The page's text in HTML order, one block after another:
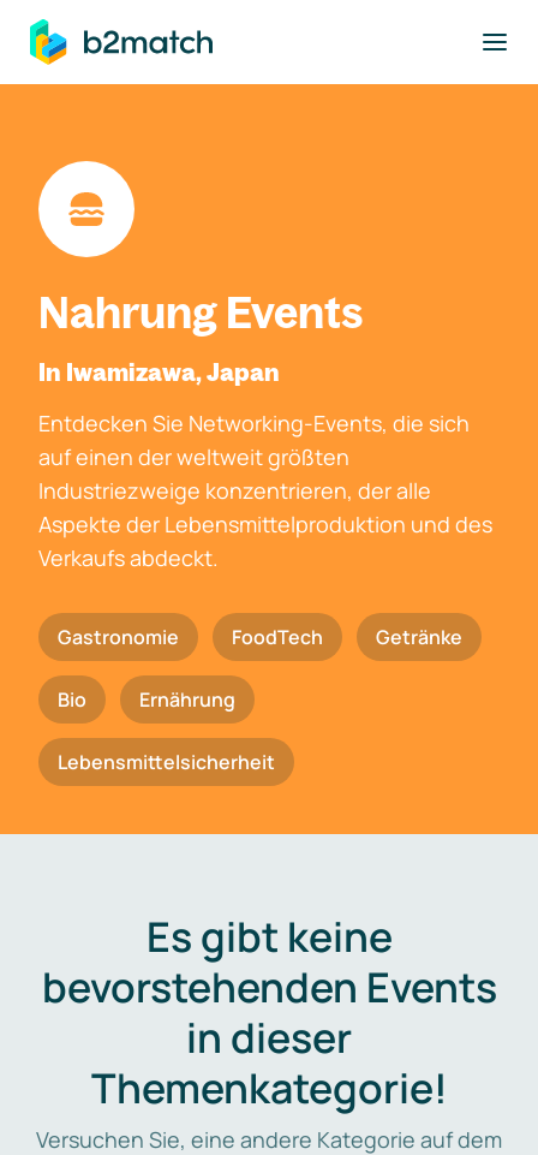
springen
Nahrung Events
In Iwamizawa, Japan
Entdecken Sie Networking-Events, die sich
auf einen der weltweit größten
Industriezweige konzentrieren, der alle
Aspekte der Lebensmittelproduktion und des
Verkaufs abdeckt.
Gastronomie FoodTech Getränke
Bio Ernährung
Lebensmittelsicherheit
Es gibt keine
bevorstehenden Events
in dieser
Themenkategorie!
Versuchen Sie, eine andere Kategorie auf dem